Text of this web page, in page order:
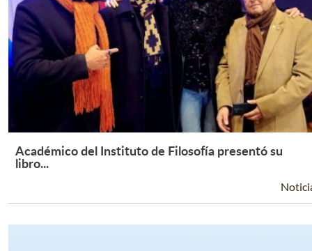
Leer Más +
Académico del Instituto de Filosofía presentó su
libro...